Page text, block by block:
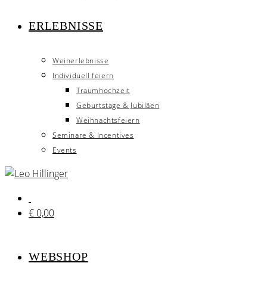
ERLEBNISSE
Weinerlebnisse
Individuell feiern
Traumhochzeit
Geburtstage & Jubiläen
Weihnachtsfeiern
Seminare & Incentives
Events
€ 0,00
WEBSHOP